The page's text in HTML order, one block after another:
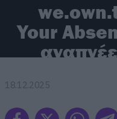
Your
18.12.2025